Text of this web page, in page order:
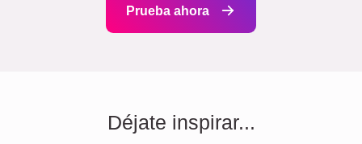
Prueba ahora
Déjate inspirar...